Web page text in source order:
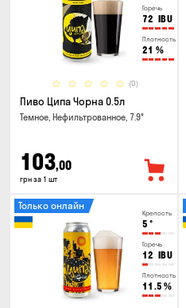
Горечь
72 IBU
Плотность
21 %
(0)
Пиво Ципа Чорна 0.5л
Темное, Нефильтрованное, 7.9°
103,00
грн за 1 шт
Крепость
5 °
Горечь
12 IBU
Плотность
11.5 %
Только онлайн